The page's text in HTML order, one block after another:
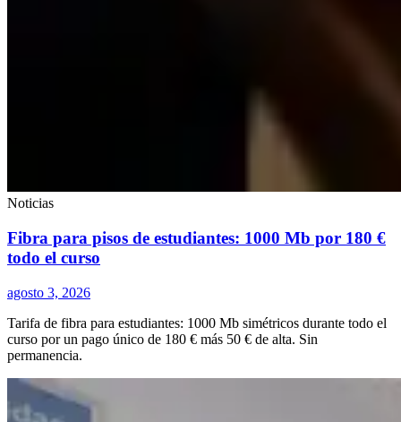
Noticias
Fibra para pisos de estudiantes: 1000 Mb por 180 €
todo el curso
agosto 3, 2026
Tarifa de fibra para estudiantes: 1000 Mb simétricos durante todo el
curso por un pago único de 180 € más 50 € de alta. Sin
permanencia.